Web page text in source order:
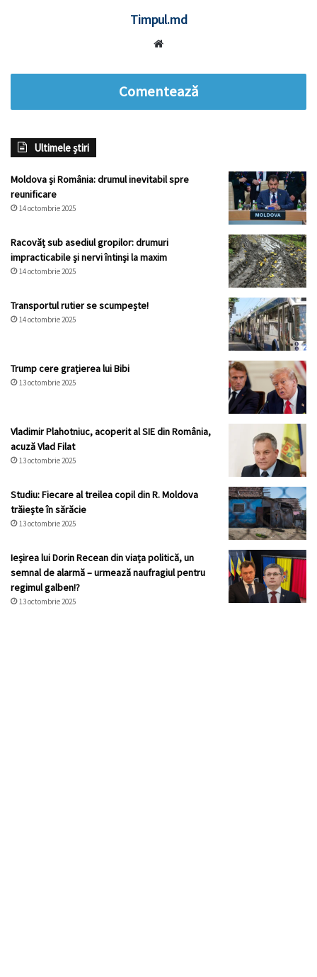
Timpul.md
Comentează
Ultimele știri
Moldova și România: drumul inevitabil spre
reunificare
14 octombrie 2025
Racovăț sub asediul gropilor: drumuri
impracticabile și nervi întinși la maxim
14 octombrie 2025
Transportul rutier se scumpește!
14 octombrie 2025
Trump cere grațierea lui Bibi
13 octombrie 2025
Vladimir Plahotniuc, acoperit al SIE din România,
acuză Vlad Filat
13 octombrie 2025
Studiu: Fiecare al treilea copil din R. Moldova
trăiește în sărăcie
13 octombrie 2025
Ieșirea lui Dorin Recean din viața politică, un
semnal de alarmă – urmează naufragiul pentru
regimul galben!?
13 octombrie 2025